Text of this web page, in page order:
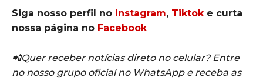
Siga nosso perfil no Instagram, Tiktoke curta
nossa página no Facebook
📲Quer receber notícias direto no celular? Entre
no nosso grupo oficial no WhatsApp e receba as